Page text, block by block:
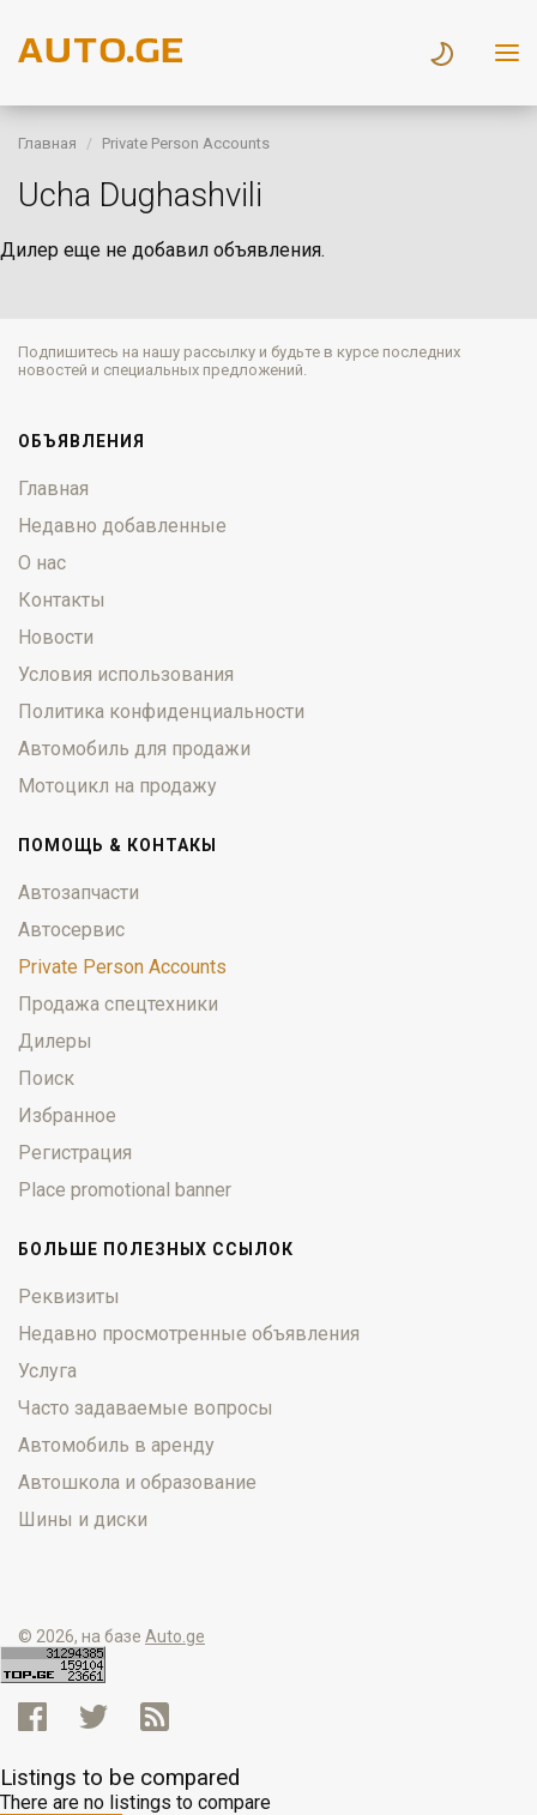
Главная Private Person Accounts
Ucha Dughashvili
Дилер еще не добавил объявления.
Подпишитесь на нашу рассылку и будьте в курсе последних
новостей и специальных предложений.
ОБЪЯВЛЕНИЯ
Главная
Недавно добавленные
О нас
Контакты
Новости
Условия использования
Политика конфиденциальности
Автомобиль для продажи
Мотоцикл на продажу
ПОМОЩЬ & КОНТАКЫ
Автозапчасти
Автосервис
Private Person Accounts
Продажа спецтехники
Дилеры
Поиск
Избранное
Регистрация
Place promotional banner
БОЛЬШЕ ПОЛЕЗНЫХ ССЫЛОК
Реквизиты
Недавно просмотренные объявления
Услуга
Часто задаваемые вопросы
Автомобиль в аренду
Автошкола и образование
Шины и диски
© 2026, на базе Auto.ge
Listings to be compared
There are no listings to compare